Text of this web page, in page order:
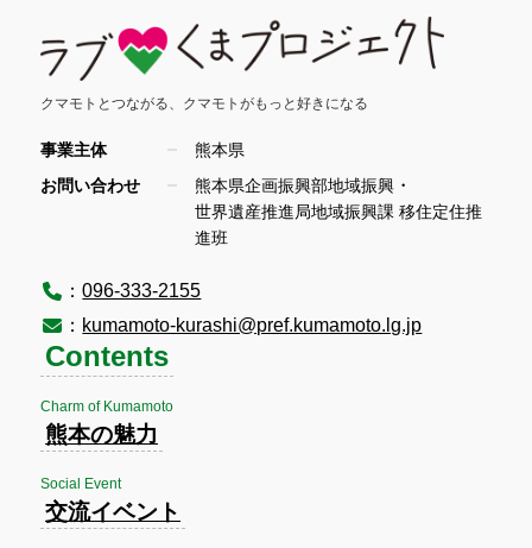
クマモトとつながる、 クマモトがもっと好きになる
事業主体
熊本県
お問い合わせ
熊本県企画振興部地域振興 ・
世界遺産推進局地域振興課 移住定住推
進班
：096-333-2155
： kumamoto-kurashi@pref.kumamoto.lg.jp
Contents
Charm of Kumamoto
熊本の魅力
Social Event
交流イベント